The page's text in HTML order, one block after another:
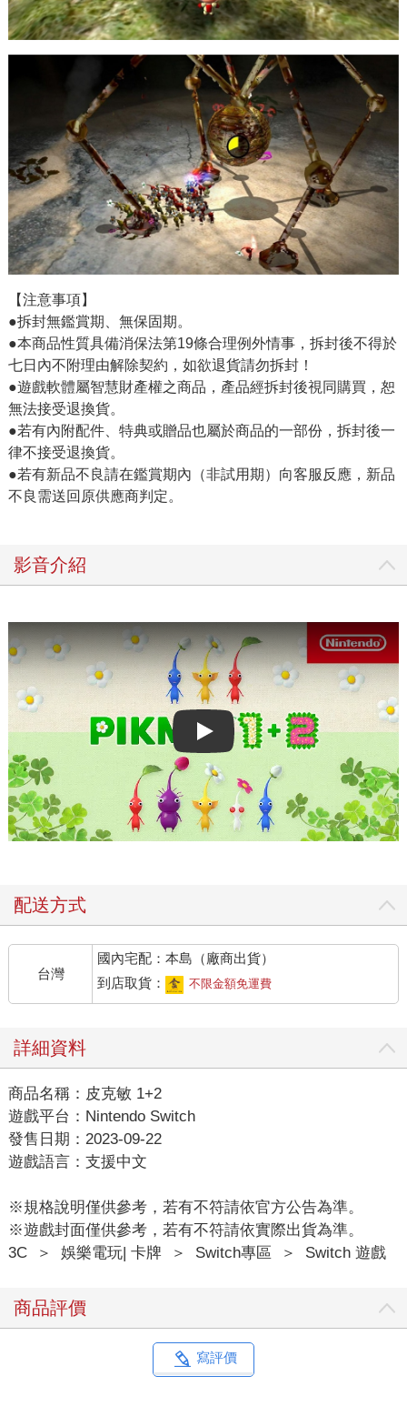
【注意事項】
●拆封無鑑賞期、無保固期。
●本商品性質具備消保法第19條合理例外情事，拆封後不得於
七日內不附理由解除契約，如欲退貨請勿拆封！
●遊戲軟體屬智慧財產權之商品，產品經拆封後視同購買，恕
無法接受退換貨。
●若有內附配件、特典或贈品也屬於商品的一部份，拆封後一
律不接受退換貨。
●若有新品不良請在鑑賞期內（非試用期）向客服反應，新品
不良需送回原供應商判定。
影音介紹
Play video
配送方式
台灣
國內宅配：本島（廠商出貨）
到店取貨：
不限金額免運費
詳細資料
商品名稱：皮克敏 1+2
遊戲平台：Nintendo Switch
發售日期：2023-09-22
遊戲語言：支援中文
※規格說明僅供參考，若有不符請依官方公告為準。
※遊戲封面僅供參考，若有不符請依實際出貨為準。
3C
＞ 娛樂電玩| 卡牌 ＞ Switch專區 ＞ Switch 遊戲
商品評價
寫評價